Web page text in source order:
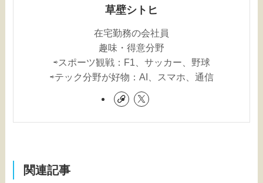
草壁シトヒ
在宅勤務の会社員
趣味・得意分野
⇨スポーツ観戦：F1、サッカー、野球
⇨テック分野が好物：AI、スマホ、通信
関連記事